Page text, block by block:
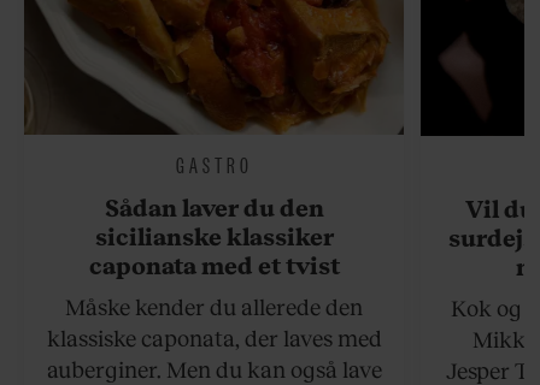
GASTRO
Sådan laver du den
sicilianske klassiker
caponata med et tvist
Måske kender du allerede den
klassiske caponata, der laves med
auberginer. Men du kan også lave
Vil du
Kok og
Jesper